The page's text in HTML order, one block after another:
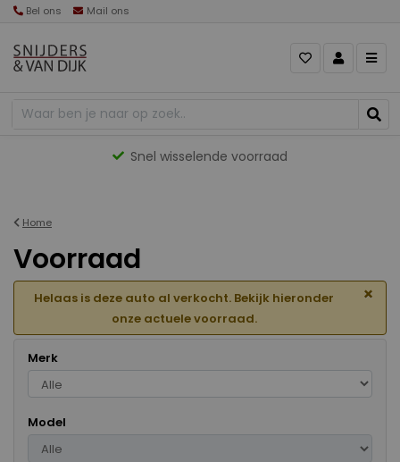
Bel ons Mail ons
Gevarieerd aanbod
Home
Voorraad
Helaas is deze auto al verkocht. Bekijk hieronder
onze actuele voorraad.
×
Merk
Model